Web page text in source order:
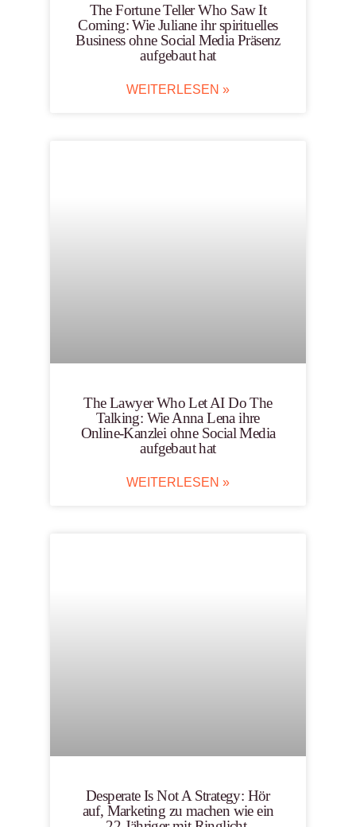
The Fortune Teller Who Saw It
Coming: Wie Juliane ihr spirituelles
Business ohne Social Media Präsenz
aufgebaut hat
WEITERLESEN »
The Lawyer Who Let AI Do The
Talking: Wie Anna Lena ihre
Online-Kanzlei ohne Social Media
aufgebaut hat
WEITERLESEN »
Desperate Is Not A Strategy: Hör
auf, Marketing zu machen wie ein